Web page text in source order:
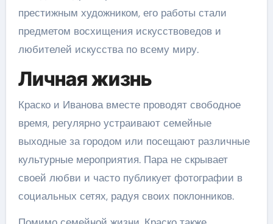
престижным художником, его работы стали
предметом восхищения искусствоведов и
любителей искусства по всему миру.
Личная жизнь
Краско и Иванова вместе проводят свободное
время, регулярно устраивают семейные
выходные за городом или посещают различные
культурные мероприятия. Пара не скрывает
своей любви и часто публикует фотографии в
социальных сетях, радуя своих поклонников.